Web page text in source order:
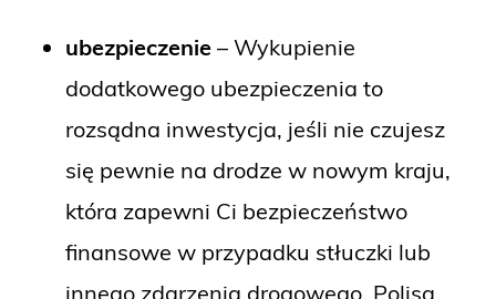
ubezpieczenie – Wykupienie
dodatkowego ubezpieczenia to
rozsądna inwestycja, jeśli nie czujesz
się pewnie na drodze w nowym kraju,
która zapewni Ci bezpieczeństwo
finansowe w przypadku stłuczki lub
innego zdarzenia drogowego. Polisa